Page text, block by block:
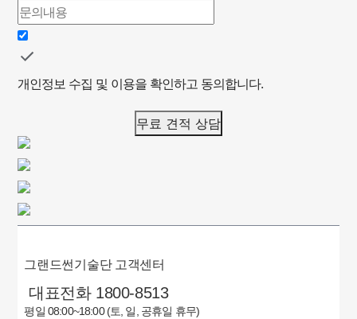
개인정보 수집 및 이용을 확인하고 동의합니다.
무료 견적 상담
그랜드썬기술단 고객센터
대표전화 1800-8513
평일 08:00~18:00 (토, 일, 공휴일 휴무)